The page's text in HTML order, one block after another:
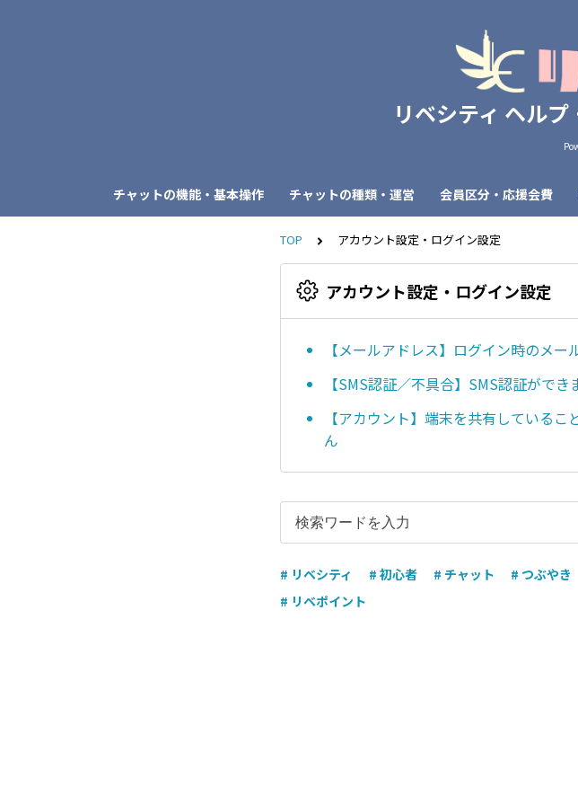
リベシティ ヘルプ
チャットの機能・基本操作 チャットの種類・運営 会員区分・応援会費
TOP アカウント設定・ログイン設定
アカウント設定・ログイン設定
【メールアドレス】ログイン時のメ
【SMS認証／不具合】SMS認証がで
【アカウント】端末を共有している
ん
# リベシティ # 初心者 # チャット # つぶやき
# リベポイント